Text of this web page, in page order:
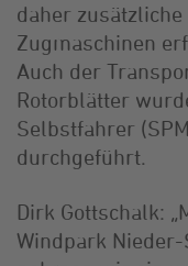
daher zusätzliche
Zugmaschinen
Auch der
Rotorblätter
Selbstfahrer
durchgeführt.
Dirk Gottschalk:
Windpark